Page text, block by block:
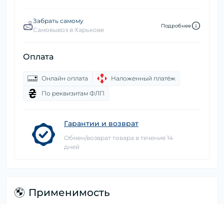
Забрать самому
Самовывоз в Харькове
Подробнее
Оплата
Онлайн оплата
Наложенный платёж
По реквизитам ФЛП
Гарантии и возврат
Обмен/возврат товара в течение 14
дней
Применимость